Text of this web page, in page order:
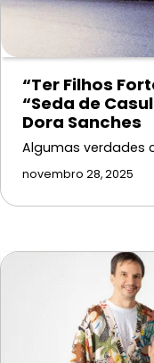
“Ter Filhos
“Seda de
Dora Sanches
Algumas verdades
novembro 28, 2025